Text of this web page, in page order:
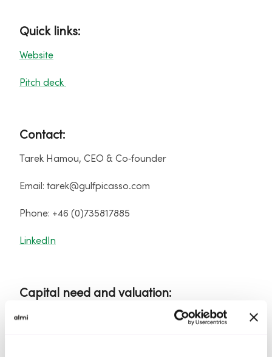
Quick links:
Website
Pitch deck
Contact:
Tarek Hamou, CEO & Co‑founder
Email: tarek@gulfpicasso.com
Phone: +46 (0)735817885
LinkedIn
Capital need and valuation:
Capital Need: $800,000